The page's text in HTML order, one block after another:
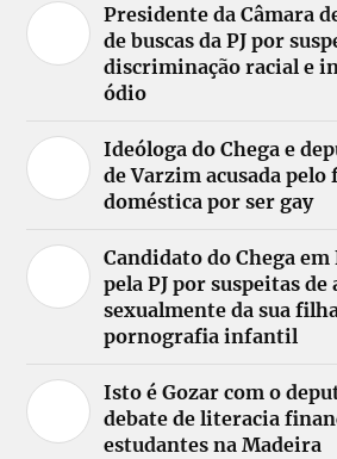
Presidente da Câmara
de buscas da PJ por
discriminação racial e
ódio
Ideóloga do Chega e
de Varzim acusada
doméstica por ser gay
Candidato do Chega
pela PJ por suspeitas de
sexualmente da sua
pornografia infantil
Isto é Gozar com o
debate de literacia
estudantes na Madeira